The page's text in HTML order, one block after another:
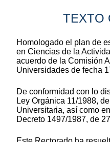
TEXTO
Homologado el plan de
en Ciencias de la
acuerdo de la Comisión
Universidades de fecha
De conformidad con lo
Ley Orgánica 11/1988,
Universitaria, así como
Decreto 1497/1987, de